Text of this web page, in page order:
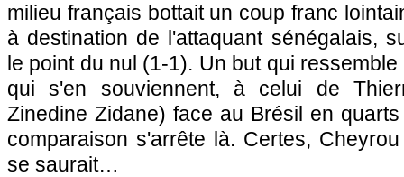
milieu français bottait un coup franc
à destination de l'attaquant sénégalais,
le point du nul (1-1). Un but qui
qui s'en souviennent, à celui de
Zinedine Zidane) face au Brésil en
comparaison s'arrête là. Certes,
se saurait…